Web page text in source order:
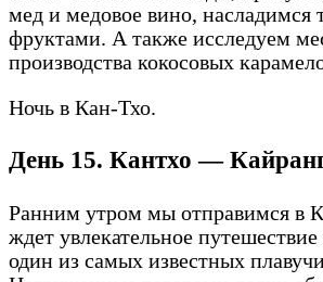
мед и медовое вино, насладимся
фруктами. А также исследуем
производства кокосовых
Ночь в Кан-Тхо.
День 15. Кантхо —
Ранним утром мы отправимся в
ждет увлекательное
один из самых известных